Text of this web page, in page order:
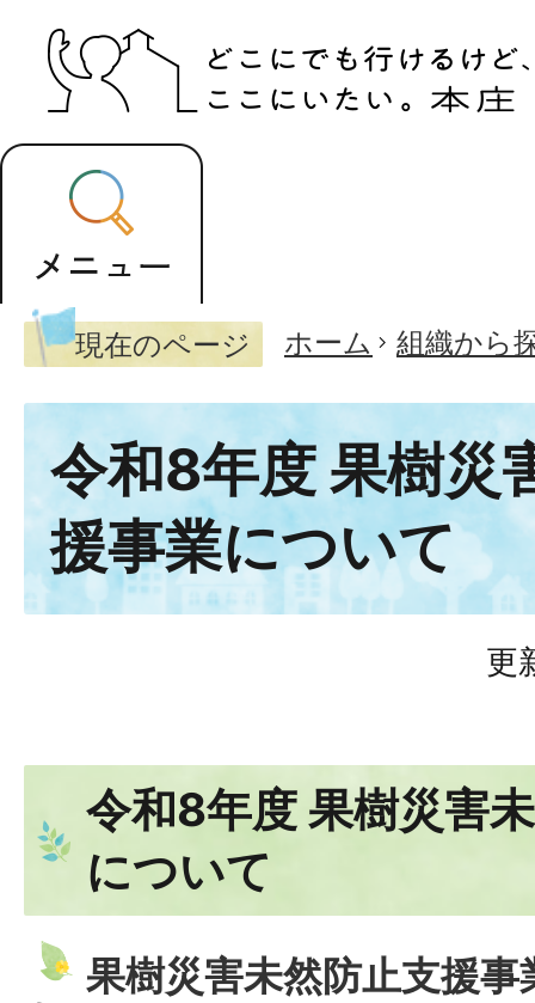
現在のページ ホーム 組織から
令和8年度 果樹災
援事業について
更
令和8年度 果樹災害
について
果樹災害未然防止支援事